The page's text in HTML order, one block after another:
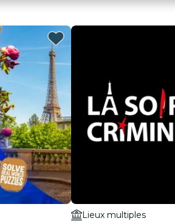
Lieux multiples